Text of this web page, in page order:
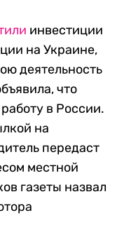
инвестиции
на Украине,
деятельность
что
в России.
на
передаст
местной
газеты назвал